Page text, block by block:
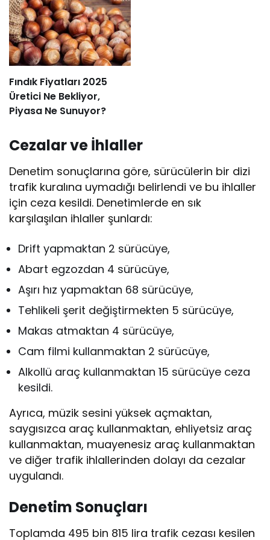
Fındık Fiyatları 2025
Üretici Ne Bekliyor,
Piyasa Ne Sunuyor?
Cezalar ve İhlaller
Denetim sonuçlarına göre, sürücülerin bir dizi
trafik kuralına uymadığı belirlendi ve bu ihlaller
için ceza kesildi. Denetimlerde en sık
karşılaşılan ihlaller şunlardı:
Drift yapmaktan 2 sürücüye,
Abart egzozdan 4 sürücüye,
Aşırı hız yapmaktan 68 sürücüye,
Tehlikeli şerit değiştirmekten 5 sürücüye,
Makas atmaktan 4 sürücüye,
Cam filmi kullanmaktan 2 sürücüye,
Alkollü araç kullanmaktan 15 sürücüye ceza
kesildi.
Ayrıca, müzik sesini yüksek açmaktan,
saygısızca araç kullanmaktan, ehliyetsiz araç
kullanmaktan, muayenesiz araç kullanmaktan
ve diğer trafik ihlallerinden dolayı da cezalar
uygulandı.
Denetim Sonuçları
Toplamda 495 bin 815 lira trafik cezası kesilen